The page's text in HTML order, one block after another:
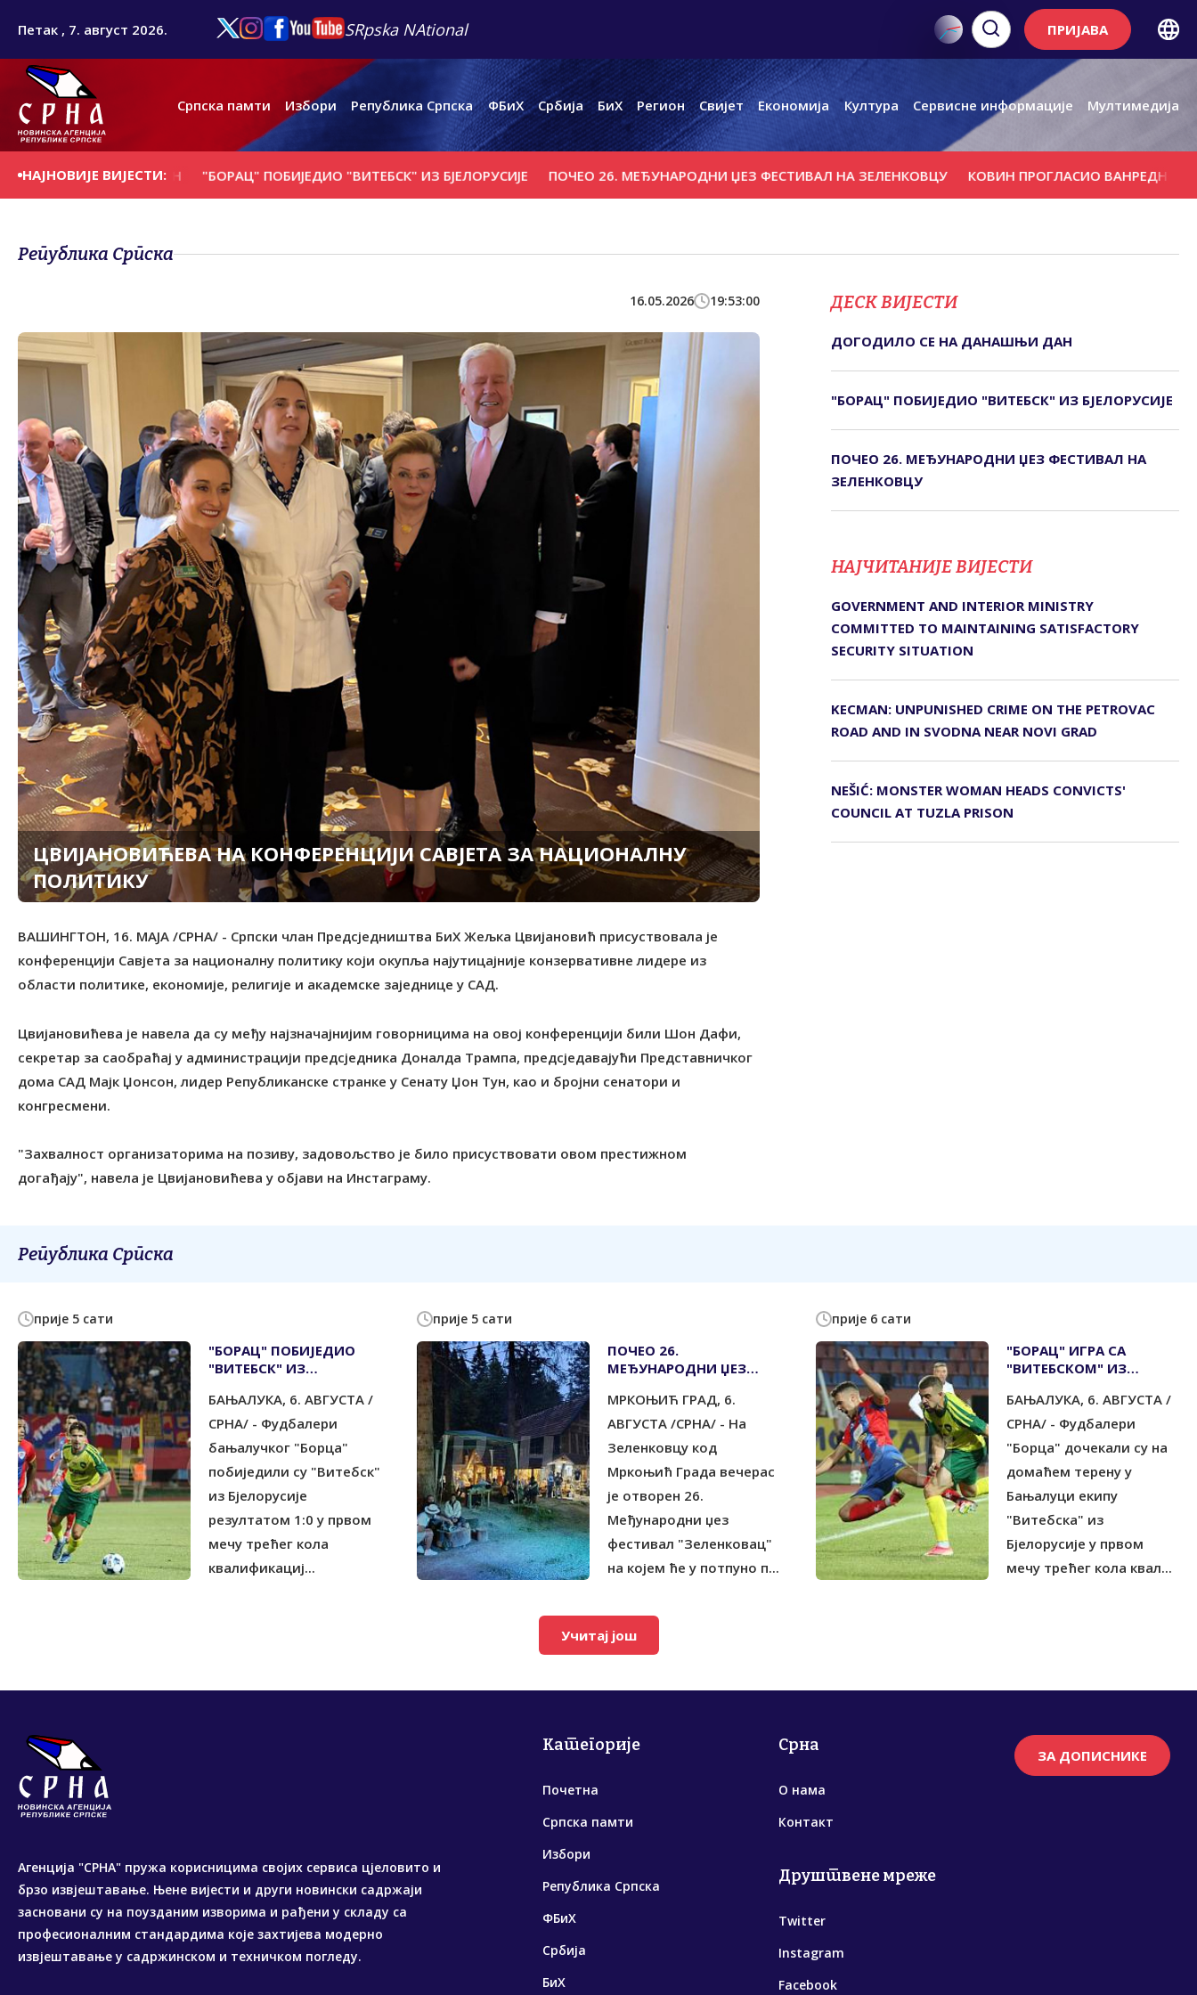
Петак , 7. август 2026. SRpska NAtional ПРИЈАВА
Српска памти Избори Република Српска ФБиХ Србија БиХ Регион Свијет Економија Култура Сервисне информације Мултимедија
НАЈНОВИЈЕ ВИЈЕСТИ:
НА ДАНАШЊИ ДАН "БОРАЦ" ПОБИЈЕДИО "ВИТЕБСК" ИЗ БЈЕЛОРУСИЈЕ ПОЧЕО 26. МЕЂУНАРОДНИ ЏЕЗ ФЕСТИВАЛ НА ЗЕЛЕНКОВЦУ КОВИН ПРОГЛАСИО ВАНРЕДНО СТАЊЕ
Република Српска
16.05.2026 19:53:00
ЦВИЈАНОВИЋЕВА НА КОНФЕРЕНЦИЈИ САВЈЕТА ЗА НАЦИОНАЛНУ
ПОЛИТИКУ
ВАШИНГТОН, 16. МАЈА /СРНА/ - Српски члан Предсједништва БиХ Жељка Цвијановић присуствовала је
конференцији Савјета за националну политику који окупља најутицајније конзервативне лидере из
области политике, економије, религије и академске заједнице у САД.
Цвијановићева је навела да су међу најзначајнијим говорницима на овој конференцији били Шон Дафи,
секретар за саобраћај у администрацији предсједника Доналда Трампа, предсједавајући Представничког
дома САД Мајк Џонсон, лидер Републиканске странке у Сенату Џон Тун, као и бројни сенатори и
конгресмени.
"Захвалност организаторима на позиву, задовољство је било присуствовати овом престижном
догађају", навела је Цвијановићева у објави на Инстаграму.
ДЕСК ВИЈЕСТИ
ДОГОДИЛО СЕ НА ДАНАШЊИ ДАН
"БОРАЦ" ПОБИЈЕДИО "ВИТЕБСК" ИЗ БЈЕЛОРУСИЈЕ
ПОЧЕО 26. МЕЂУНАРОДНИ ЏЕЗ ФЕСТИВАЛ НА
ЗЕЛЕНКОВЦУ
НАЈЧИТАНИЈЕ ВИЈЕСТИ
GOVERNMENT AND INTERIOR MINISTRY
COMMITTED TO MAINTAINING SATISFACTORY
SECURITY SITUATION
KECMAN: UNPUNISHED CRIME ON THE PETROVAC
ROAD AND IN SVODNA NEAR NOVI GRAD
NEŠIĆ: MONSTER WOMAN HEADS CONVICTS'
COUNCIL AT TUZLA PRISON
Република Српска
прије 5 сати
"БОРАЦ" ПОБИЈЕДИО
"ВИТЕБСК" ИЗ
БАЊАЛУКА, 6. АВГУСТА /
СРНА/ - Фудбалери
бањалучког "Борца"
побиједили су "Витебск"
из Бјелорусије
резултатом 1:0 у првом
мечу трећег кола
квалификациј...
прије 5 сати
ПОЧЕО 26.
МЕЂУНАРОДНИ ЏЕЗ
ЗЕЛЕНКОВЦУ
МРКОЊИЋ ГРАД, 6.
АВГУСТА /СРНА/ - На
Зеленковцу код
Мркоњић Града вечерас
је отворен 26.
Међународни џез
фестивал "Зеленковац"
на којем ће у потпуно п...
прије 6 сати
"БОРАЦ" ИГРА СА
"ВИТЕБСКОМ" ИЗ
БАЊАЛУКА, 6. АВГУСТА /
СРНА/ - Фудбалери
"Борца" дочекали су на
домаћем терену у
Бањалуци екипу
"Витебска" из
Бјелорусије у првом
мечу трећег кола квал...
Учитај још
Агенција "СРНА" пружа корисницима својих сервиса цјеловито и
брзо извјештавање. Њене вијести и други новински садржаји
засновани су на поузданим изворима и рађени у складу са
професионалним стандардима које захтијева модерно
извјештавање у садржинском и техничком погледу.
Категорије
Почетна
Српска памти
Избори
Република Српска
ФБиХ
Србија
БиХ
Срна
О нама
Контакт
Друштвене мреже
Twitter
Instagram
Facebook
ЗА ДОПИСНИКЕ